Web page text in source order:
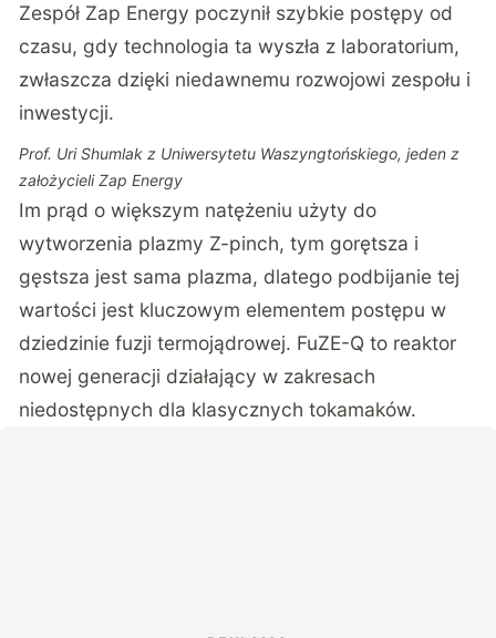
Zespół Zap Energy poczynił szybkie postępy od
czasu, gdy technologia ta wyszła z laboratorium,
zwłaszcza dzięki niedawnemu rozwojowi zespołu i
inwestycji.
Prof. Uri Shumlak z Uniwersytetu Waszyngtońskiego, jeden z
założycieli Zap Energy
Im prąd o większym natężeniu użyty do
wytworzenia plazmy Z-pinch, tym gorętsza i
gęstsza jest sama plazma, dlatego podbijanie tej
wartości jest kluczowym elementem postępu w
dziedzinie fuzji termojądrowej. FuZE-Q to reaktor
nowej generacji działający w zakresach
niedostępnych dla klasycznych tokamaków.